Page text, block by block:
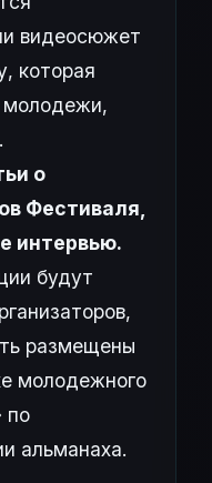
видеосюжет
которая
молодежи,
о
Фестиваля,
интервью.
будут
размещены
молодежного
по
альманаха.